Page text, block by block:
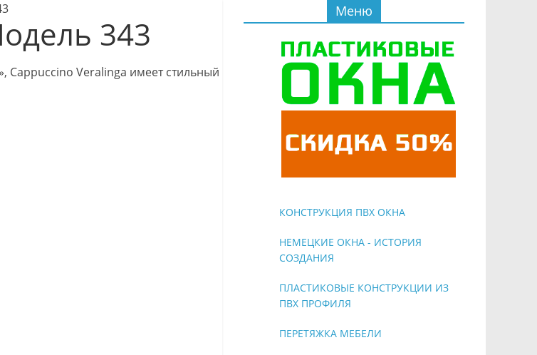
343
Cappuccino Veralinga имеет стильный
Меню
КОНСТРУКЦИЯ ПВХ ОКНА
НЕМЕЦКИЕ ОКНА - ИСТОРИЯ
СОЗДАНИЯ
ПЛАСТИКОВЫЕ КОНСТРУКЦИИ ИЗ
ПВХ ПРОФИЛЯ
ПЕРЕТЯЖКА МЕБЕЛИ